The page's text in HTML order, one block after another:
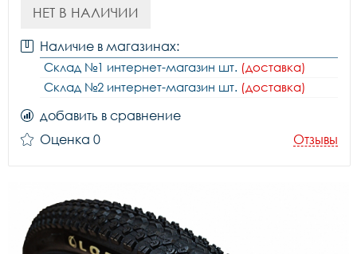
НЕТ В НАЛИЧИИ
Наличие в магазинах:
Склад №1 интернет-магазин шт. (доставка)
Склад №2 интернет-магазин шт. (доставка)
добавить в сравнение
Оценка 0
Отзывы